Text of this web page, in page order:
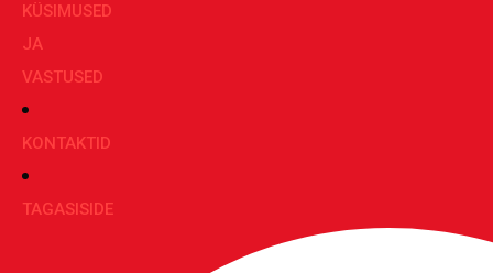
KÜSIMUSED
JA
VASTUSED
KONTAKTID
TAGASISIDE